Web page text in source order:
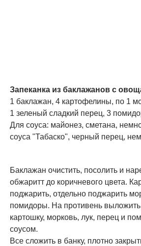
Запеканка из баклажанов с
1 баклажан, 4 картофелины, по 1
1 зеленый сладкий перец, 3
Для соуса: майонез, сметана,
соуса "Табаско", черный перец,
Баклажан очистить, посолить и
обжаритт до коричневого цвета.
поджарить, отдельно поджарить
помидоры. На противень
картошку, морковь, лук, перец и
соусом.
Все сложить в банку, плотно